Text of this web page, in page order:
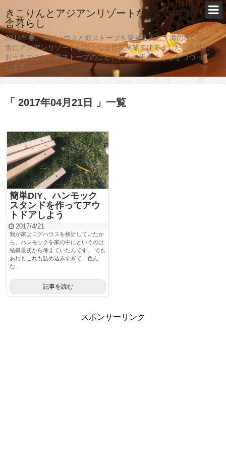
きこりんとアジアンリゾートなおうちで田
舎暮らし
2014年春。ログハウスと薪ストーブを夢見る夫と、海のない田
舎にアジアンリゾートなおうちを住友林業で建てました。住林の
おうちのこと、薪ストーブのこと、日々の田舎くらしをつづって
います。
「 2017年04月21日 」一覧
簡単DIY、ハンモック
スタンドを作ってアウ
トドアしよう
2017/4/21
我が家はログハウスを検討していたか
ら、ハンモックを家の中にというのは
結構最初から考えていたんです。 でも
あれもこれも詰め込みすぎて、色ん
な...
記事を読む
スポンサーリンク